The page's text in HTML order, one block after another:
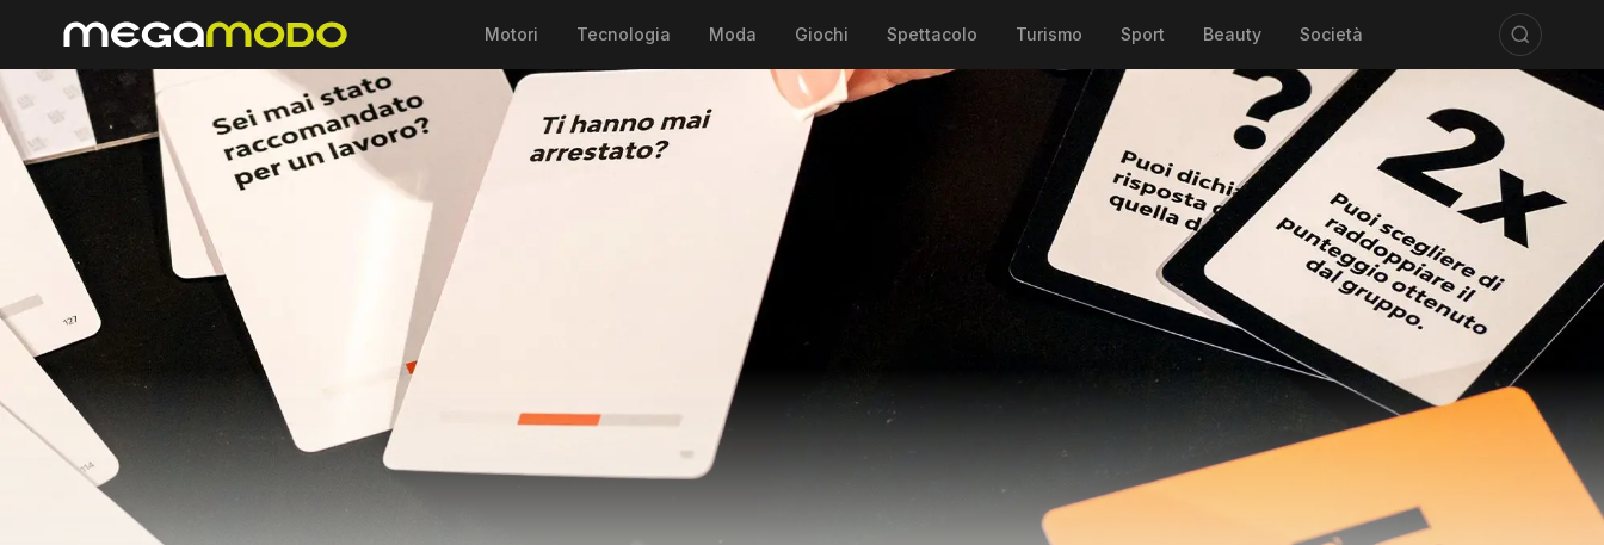
Motori Tecnologia Moda Giochi Spettacolo Turismo Sport Beauty Società